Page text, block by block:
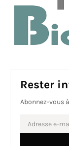
Rester
Abonnez-vous